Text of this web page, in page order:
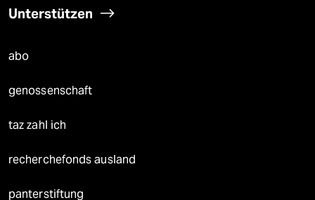
Unterstützen
abo
genossenschaft
taz zahl ich
recherchefonds ausland
panterstiftung